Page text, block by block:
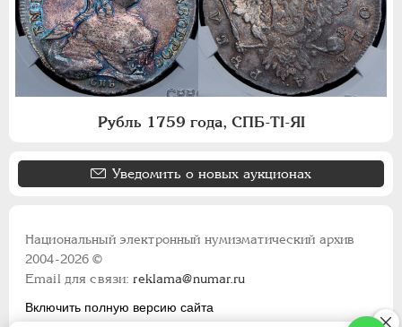
Рубль 1759 года, СПБ-ТI-ЯI
Уведомить о новых аукционах
Национальный электронный нумизматический архив
2004-2026 ©
Email для связи:reklama@numar.ru
Включить полную версию сайта